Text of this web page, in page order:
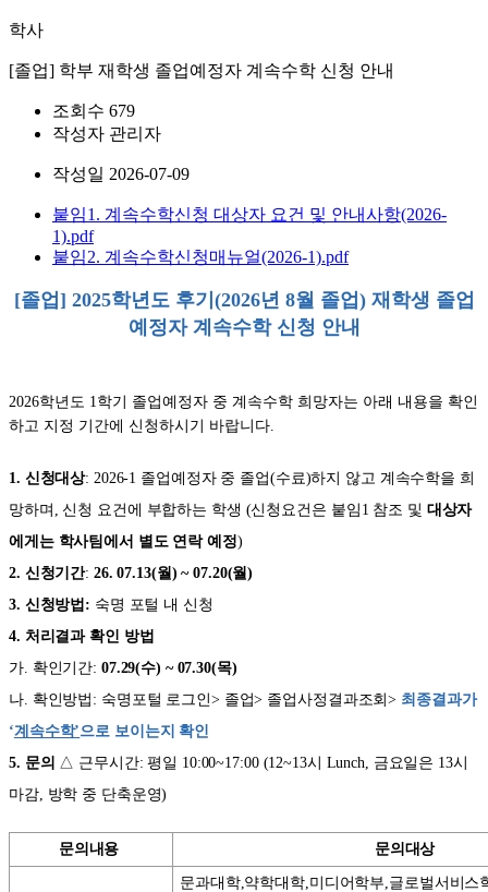
학사
[졸업] 학부 재학생 졸업예정자 계속수학 신청 안내
조회수 679
작성자 관리자
작성일 2026-07-09
붙임1. 계속수학신청 대상자 요건 및 안내사항(2026-
1).pdf
붙임2. 계속수학신청매뉴얼(2026-1).pdf
[졸업] 2025학년도 후기(2026년 8월 졸업) 재학생 졸업
예정자 계속수학 신청 안내
2026학년도 1학기 졸업예정자 중 계속수학 희망자는 아래 내용을 확인
하고 지정 기간에 신청하시기 바랍니다.
1. 신청대상: 2026-1 졸업예정자 중 졸업(수료)하지 않고 계속수학을 희
망하며, 신청 요건에 부합하는 학생 (신청요건은 붙임1 참조 및 대상자
에게는 학사팀에서 별도 연락 예정)
2. 신청기간: 26. 07.13(월) ~ 07.20(월)
3. 신청방법: 숙명 포털 내 신청
4. 처리결과 확인 방법
가. 확인기간: 07.29(수) ~ 07.30(목)
나. 확인방법: 숙명포털 로그인> 졸업> 졸업사정결과조회> 최종결과가
‘계속수학’으로 보이는지 확인
5. 문의 △ 근무시간: 평일 10:00~17:00 (12~13시 Lunch, 금요일은 13시
마감, 방학 중 단축운영)
문의내용 문의대상
문과대학,약학대학,미디어학부,글로벌서비스